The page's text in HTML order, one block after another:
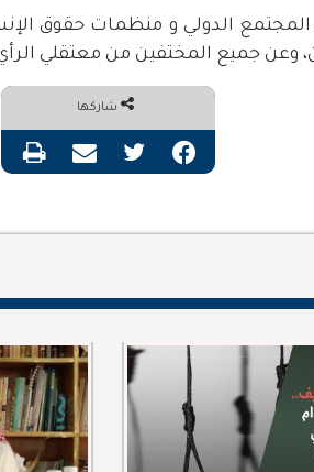
الدولي و منظمات حقوق
جميع المختفين من معتقلي
شاركها
فيسبوك تويتر مشاركة عبر البريد طباعة